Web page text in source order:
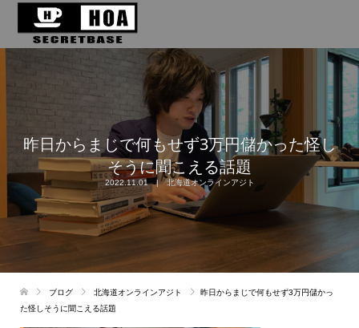
昨日からまじで何もせず3万円儲かった怪し
そうに聞こえる話題
2022.11.01 北海道オンラインアジト
ブログ 北海道オンラインアジト
昨日からまじで何もせず3万円儲かっ
た怪しそうに聞こえる話題